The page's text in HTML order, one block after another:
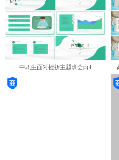
中职生面对挫折主题班会ppt